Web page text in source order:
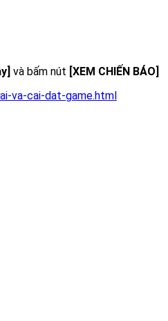
và bấm nút [XEM CHIẾN BÁO]
va-cai-dat-game.html